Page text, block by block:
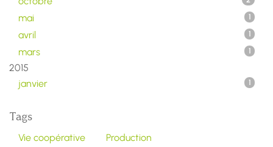
mai 1
avril 1
mars 1
2015
janvier
1
Tags
Vie coopérative
Production